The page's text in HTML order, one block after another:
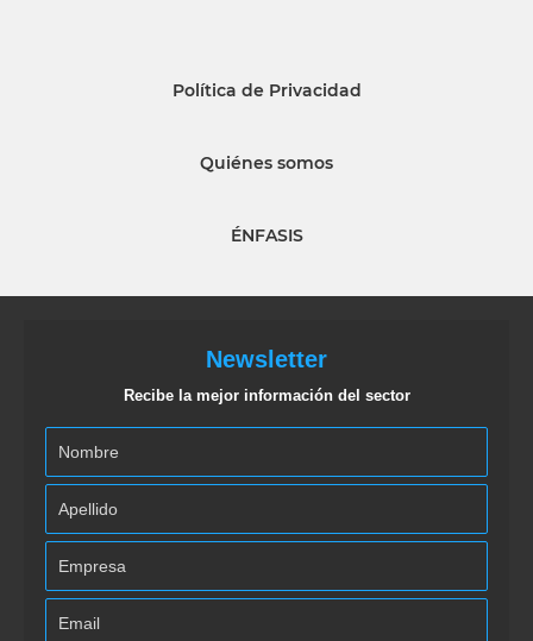
Política de Privacidad
Quiénes somos
ÉNFASIS
Newsletter
Recibe la mejor información del sector